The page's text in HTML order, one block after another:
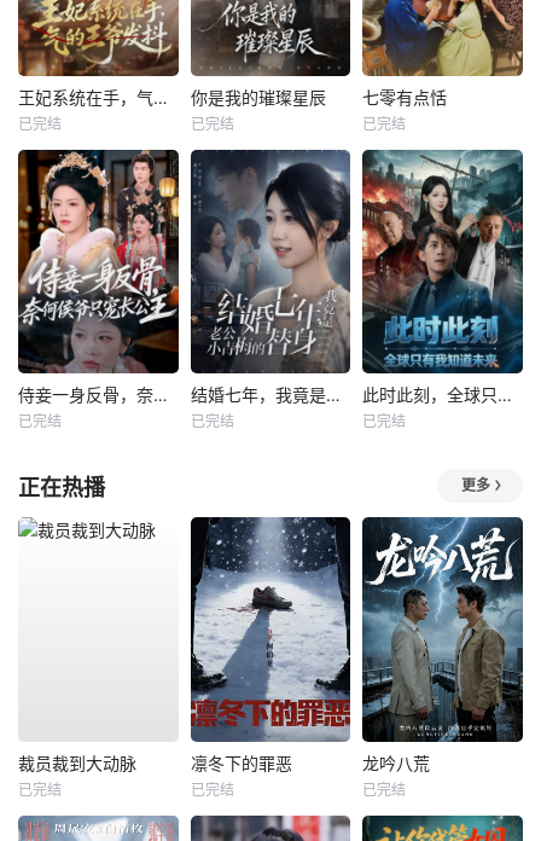
王妃系统在手，气的王爷发抖
已完结
你是我的璀璨星辰
已完结
七零有点恬
已完结
侍妾一身反骨，奈何侯爷只宠长公主
已完结
结婚七年，我竟是老公小青梅的替身
已完结
此时此刻，全球只有我知道未来
已完结
正在热播 更多
裁员裁到大动脉
已完结
凛冬下的罪恶
已完结
龙吟八荒
已完结